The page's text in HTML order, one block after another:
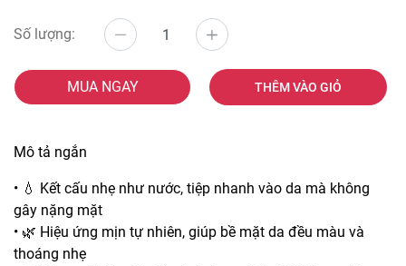
Số lượng:
MUA NGAY THÊM VÀO GIỎ
Mô tả ngắn
• 💧 Kết cấu nhẹ như nước, tiệp nhanh vào da mà không
gây nặng mặt
• 🌿 Hiệu ứng mịn tự nhiên, giúp bề mặt da đều màu và
thoáng nhẹ